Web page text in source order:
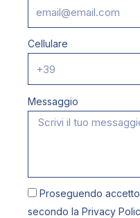
Cellulare
Messaggio
Proseguendo
secondo la Privacy